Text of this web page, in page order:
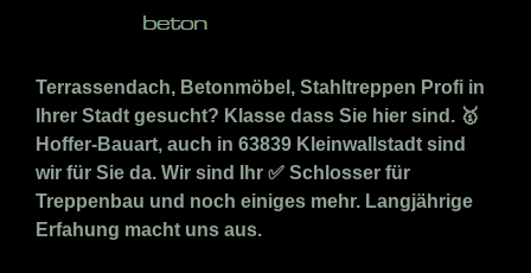
Terrassendach, Betonmöbel, Stahltreppen Profi in
Ihrer Stadt gesucht? Klasse dass Sie hier sind. 🥇
Hoffer-Bauart, auch in 63839 Kleinwallstadt sind
wir für Sie da. Wir sind Ihr ✅ Schlosser für
Treppenbau und noch einiges mehr. Langjährige
Erfahung macht uns aus.